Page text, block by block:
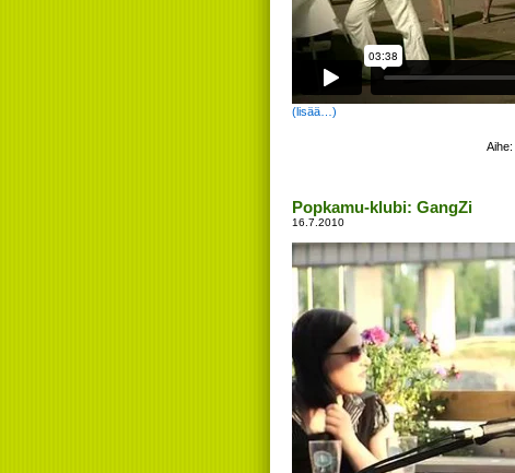
(lisää…)
Aihe:
Popkamu-klubi: GangZi
16.7.2010